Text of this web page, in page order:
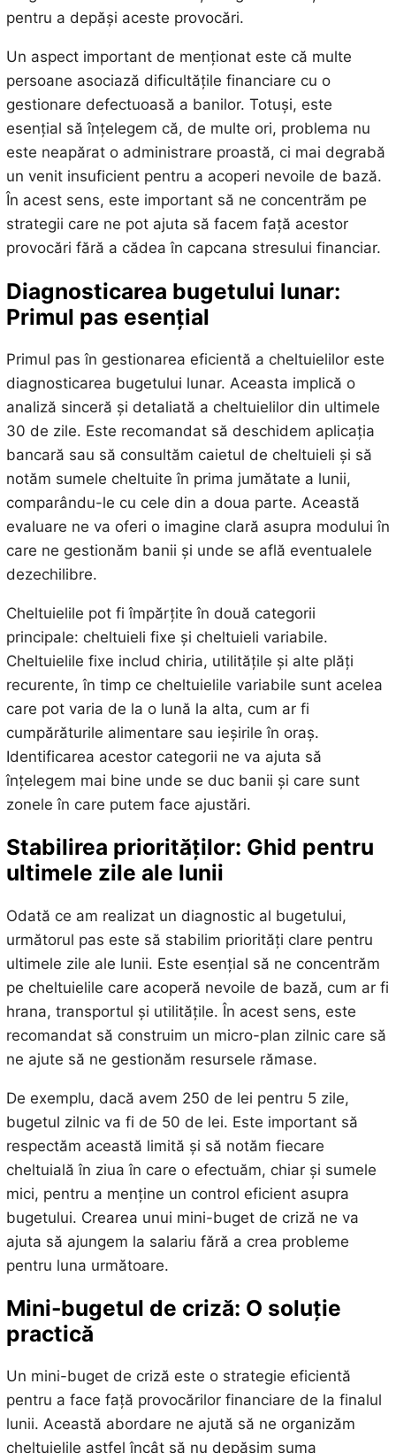
pentru a depăși aceste provocări.
Un aspect important de menționat este că multe
persoane asociază dificultățile financiare cu o
gestionare defectuoasă a banilor. Totuși, este
esențial să înțelegem că, de multe ori, problema nu
este neapărat o administrare proastă, ci mai degrabă
un venit insuficient pentru a acoperi nevoile de bază.
În acest sens, este important să ne concentrăm pe
strategii care ne pot ajuta să facem față acestor
provocări fără a cădea în capcana stresului financiar.
Diagnosticarea bugetului lunar:
Primul pas esențial
Primul pas în gestionarea eficientă a cheltuielilor este
diagnosticarea bugetului lunar. Aceasta implică o
analiză sinceră și detaliată a cheltuielilor din ultimele
30 de zile. Este recomandat să deschidem aplicația
bancară sau să consultăm caietul de cheltuieli și să
notăm sumele cheltuite în prima jumătate a lunii,
comparându-le cu cele din a doua parte. Această
evaluare ne va oferi o imagine clară asupra modului în
care ne gestionăm banii și unde se află eventualele
dezechilibre.
Cheltuielile pot fi împărțite în două categorii
principale: cheltuieli fixe și cheltuieli variabile.
Cheltuielile fixe includ chiria, utilitățile și alte plăți
recurente, în timp ce cheltuielile variabile sunt acelea
care pot varia de la o lună la alta, cum ar fi
cumpărăturile alimentare sau ieșirile în oraș.
Identificarea acestor categorii ne va ajuta să
înțelegem mai bine unde se duc banii și care sunt
zonele în care putem face ajustări.
Stabilirea priorităților: Ghid pentru
ultimele zile ale lunii
Odată ce am realizat un diagnostic al bugetului,
următorul pas este să stabilim priorități clare pentru
ultimele zile ale lunii. Este esențial să ne concentrăm
pe cheltuielile care acoperă nevoile de bază, cum ar fi
hrana, transportul și utilitățile. În acest sens, este
recomandat să construim un micro-plan zilnic care să
ne ajute să ne gestionăm resursele rămase.
De exemplu, dacă avem 250 de lei pentru 5 zile,
bugetul zilnic va fi de 50 de lei. Este important să
respectăm această limită și să notăm fiecare
cheltuială în ziua în care o efectuăm, chiar și sumele
mici, pentru a menține un control eficient asupra
bugetului. Crearea unui mini-buget de criză ne va
ajuta să ajungem la salariu fără a crea probleme
pentru luna următoare.
Mini-bugetul de criză: O soluție
practică
Un mini-buget de criză este o strategie eficientă
pentru a face față provocărilor financiare de la finalul
lunii. Această abordare ne ajută să ne organizăm
cheltuielile astfel încât să nu depășim suma